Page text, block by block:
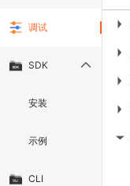
调试
SDK
安装
示例
CLI
▶
▶
▶
▶
▶